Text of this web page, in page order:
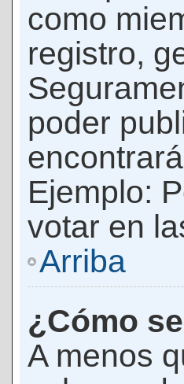
como
registro,
poder
Ejemplo:
votar en
Arriba
¿Cómo
A menos